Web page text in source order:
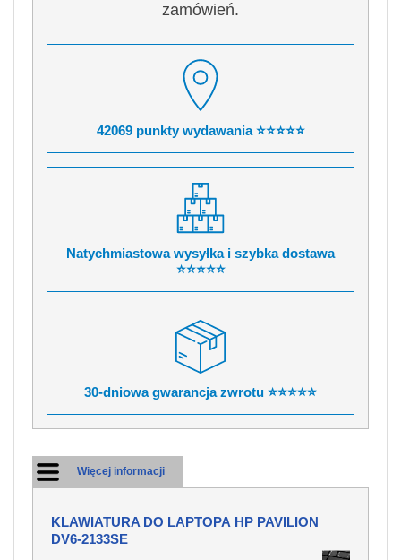
zamówień.
42069 punkty wydawania ⭐⭐⭐⭐⭐
Natychmiastowa wysyłka i szybka dostawa
⭐⭐⭐⭐⭐
30-dniowa gwarancja zwrotu ⭐⭐⭐⭐⭐
Więcej informacji
KLAWIATURA DO LAPTOPA HP PAVILION
DV6-2133SE